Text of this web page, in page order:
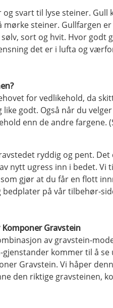
svart til lyse steiner. Gull
steiner. Gullfargen er
sort og hvit. Hvor godt
det er i lufta og
for vedlikehold, da
godt. Også når du
enn de andre fargene.
ryddig og pent. Det
nytt ugress inn i bedet. Vi
gjør at du får en flott
på vår tilbehør-
Gravstein
av gravstein-
kommer til å se
Gravstein. Vi håper
den riktige gravsteinen,